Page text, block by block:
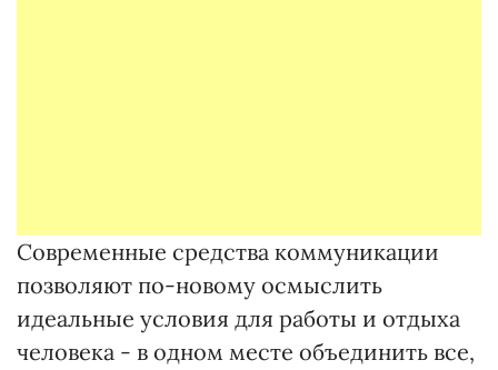
Современные средства коммуникации
позволяют по-новому осмыслить
идеальные условия для работы и отдыха
человека - в одном месте объединить все,